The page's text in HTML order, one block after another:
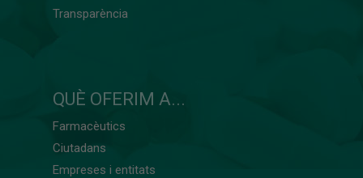
Transparència
QUÈ OFERIM A...
Farmacèutics
Ciutadans
Empreses i entitats